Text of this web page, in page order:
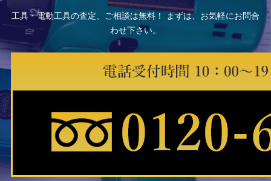
工具・電動工具の査定、ご相談は無料！ まずは、お気軽にお問合
わせ下さい。